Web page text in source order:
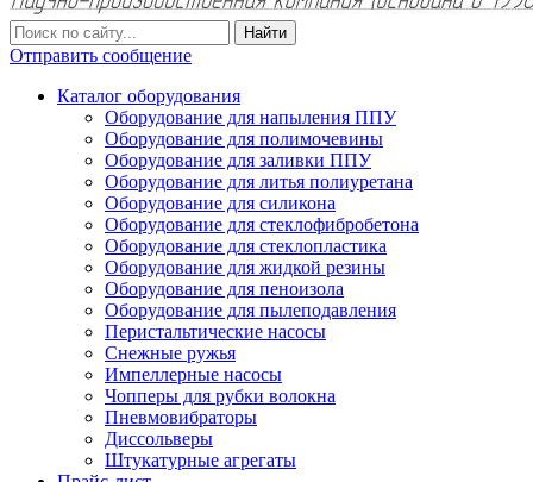
Найти
Отправить сообщение
Каталог оборудования
Оборудование для напыления ППУ
Оборудование для полимочевины
Оборудование для заливки ППУ
Оборудование для литья полиуретана
Оборудование для силикона
Оборудование для стеклофибробетона
Оборудование для стеклопластика
Оборудование для жидкой резины
Оборудование для пеноизола
Оборудование для пылеподавления
Перистальтические насосы
Снежные ружья
Импеллерные насосы
Чопперы для рубки волокна
Пневмовибраторы
Диссольверы
Штукатурные агрегаты